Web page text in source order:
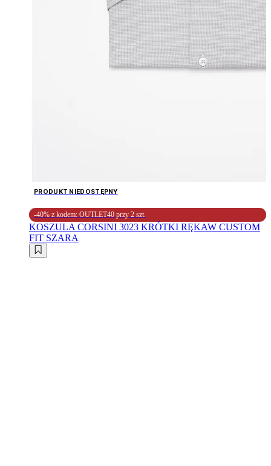
PRODUKT NIEDOSTĘPNY
-40% z kodem: OUTLET40 przy 2 szt.
KOSZULA CORSINI 3023 KRÓTKI RĘKAW CUSTOM
FIT SZARA